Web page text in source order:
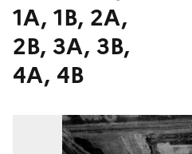
1A, 1B, 2A,
2B, 3A, 3B,
4A, 4B